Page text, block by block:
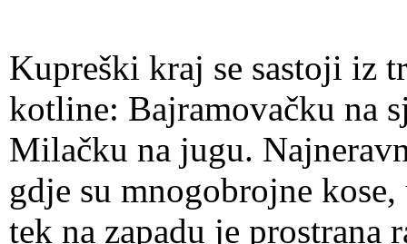
Kupreški kraj se sastoji iz
kotline: Bajramovačku na
Milačku na jugu.
gdje su mnogobrojne
tek na zapadu je prostrana